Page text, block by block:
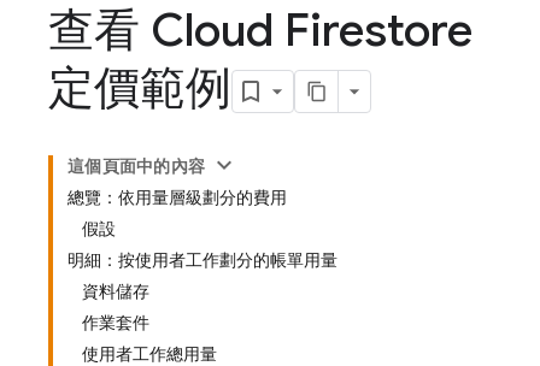
查看 Cloud Firestore
定價範例
這個頁面中的內容
總覽：依用量層級劃分的費用
假設
明細：按使用者工作劃分的帳單用量
資料儲存
作業套件
使用者工作總用量